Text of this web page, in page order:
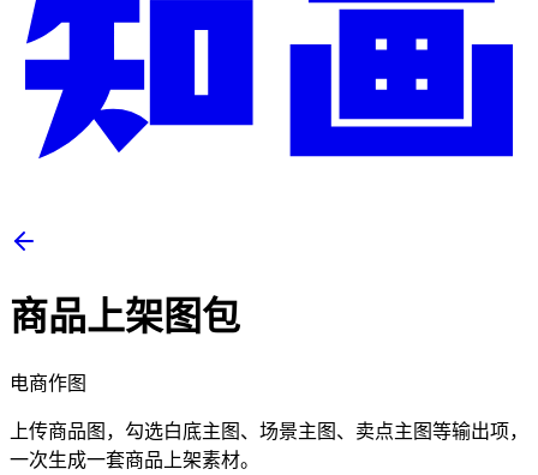
商品上架图包
电商作图
上传商品图，勾选白底主图、场景主图、卖点主图等输出项，
一次生成一套商品上架素材。